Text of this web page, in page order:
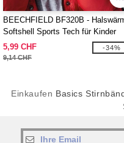
BEECHFIELD BF320B -
Softshell Sports Tech für Kinder
5,99 CHF
9,14 CHF
-34%
Einkaufen Basics